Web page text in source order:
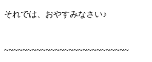
それでは、おやすみなさい♪
~~~~~~~~~~~~~~~~~~~~~~~~~~~